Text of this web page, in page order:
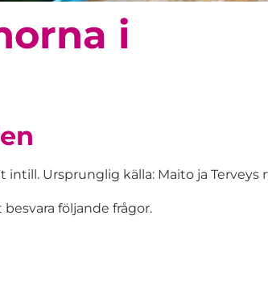
i
Ursprunglig källa: Maito ja Terveys
följande frågor.